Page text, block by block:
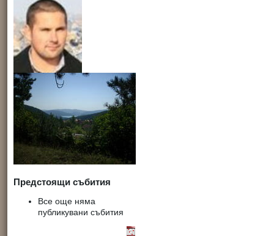
Предстоящи събития
Все още няма
публикувани събития